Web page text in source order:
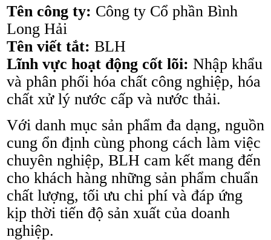
Tên công ty: Công ty Cổ phần Bình
Long Hải
Tên viết tắt: BLH
Lĩnh vực hoạt động cốt lõi: Nhập khẩu
và phân phối hóa chất công nghiệp, hóa
chất xử lý nước cấp và nước thải.
Với danh mục sản phẩm đa dạng, nguồn
cung ổn định cùng phong cách làm việc
chuyên nghiệp, BLH cam kết mang đến
cho khách hàng những sản phẩm chuẩn
chất lượng, tối ưu chi phí và đáp ứng
kịp thời tiến độ sản xuất của doanh
nghiệp.